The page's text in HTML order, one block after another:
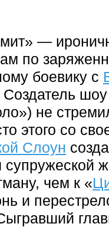
—
по
боевику с
не
этого со
Слоун
чем к «
и